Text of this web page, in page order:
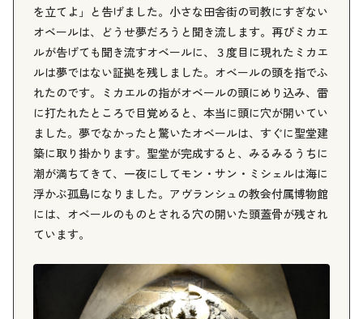
を立てよ」と告げました。小さな田舎街の司教にすぎない
オベールは、どうせ夢だろうと聞き流します。再びミカエ
ルが告げても聞き流すオベールに、３度目に現れたミカエ
ルは夢ではない証拠を残しました。オベールの頭を指でふ
れたのです。ミカエルの指がオベールの頭にめり込み、雷
に打たれたところで目覚めると、本当に頭に穴が開いてい
ました。夢でなかったと驚いたオベールは、すぐに聖堂建
築に取り掛かります。聖堂が完成すると、みるみるうちに
潮が満ちてきて、一夜にしてモン・サン・ミシェルは海に
浮かぶ孤島になりました。アヴランシュの教会付属博物館
には、オベールのものとされる穴の開いた頭蓋骨が残され
ています。